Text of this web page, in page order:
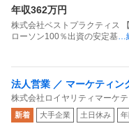
年収362万円
株式会社ベストプラクティス
ローソン100％出資の安定基 …
法人営業 ／ マーケティ
内最大級の共通ポイント
目指すデータマーケティ
株式会社ロイヤリティマーケ
新着 大手企業 土日休み